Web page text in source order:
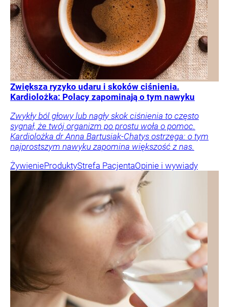
Zwiększa ryzyko udaru i skoków ciśnienia.
Kardiolożka: Polacy zapominają o tym nawyku
Zwykły ból głowy lub nagły skok ciśnienia to często
sygnał, że twój organizm po prostu woła o pomoc.
Kardiolożka dr Anna Bartusiak-Chatys ostrzega: o tym
najprostszym nawyku zapomina większość z nas.
ŻywienieProduktyStrefa PacjentaOpinie i wywiady